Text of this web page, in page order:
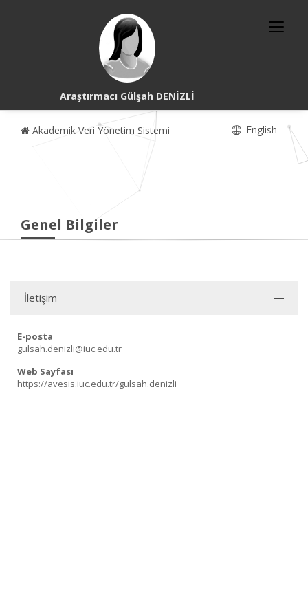
Araştırmacı Gülşah DENİZLİ
Akademik Veri Yönetim Sistemi English
Genel Bilgiler
İletişim
E-posta
gulsah.denizli@iuc.edu.tr
Web Sayfası
https://avesis.iuc.edu.tr/gulsah.denizli